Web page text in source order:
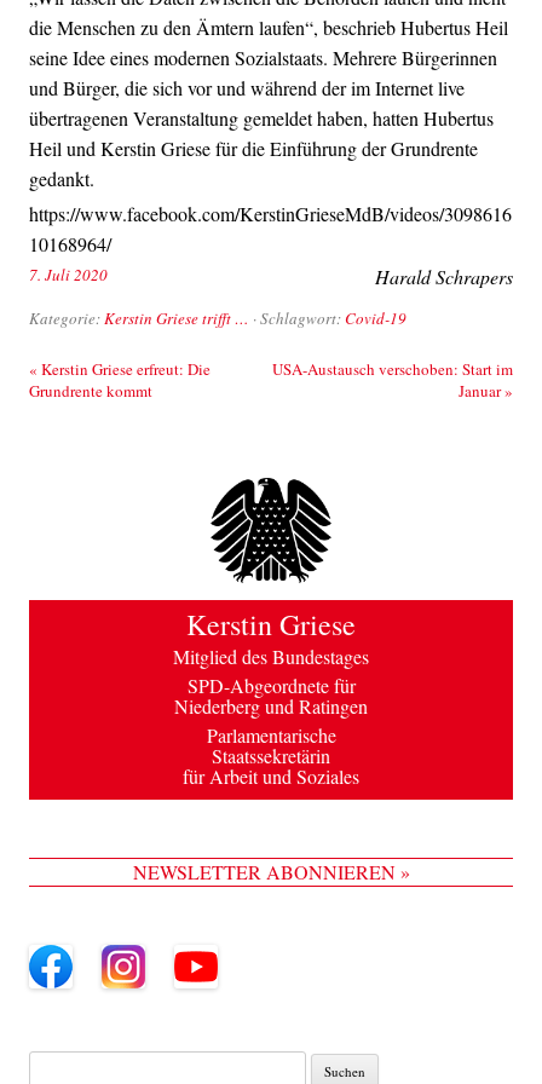
die Menschen zu den Ämtern laufen“, beschrieb Hubertus Heil
seine Idee eines modernen Sozialstaats. Mehrere Bürgerinnen
und Bürger, die sich vor und während der im Internet live
übertragenen Veranstaltung gemeldet haben, hatten Hubertus
Heil und Kerstin Griese für die Einführung der Grundrente
gedankt.
https://www.facebook.com/KerstinGrieseMdB/videos/3098616
10168964/
Harald Schrapers
7. Juli 2020
Kategorie:Kerstin Griese trifft … · Schlagwort:Covid-19
Beitrags-Navigation
« Kerstin Griese erfreut: Die
Grundrente kommt
USA-Austausch verschoben: Start im
Januar»
Kerstin Griese
Mitglied des Bundestages
SPD-Abgeordnete für
Niederberg und Ratingen
Parlamentarische
Staatssekretärin
für Arbeit und Soziales
NEWSLETTER ABONNIEREN »
Suche